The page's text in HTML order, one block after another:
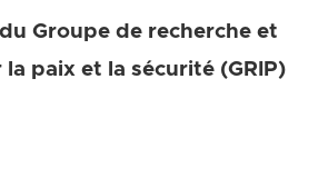
Groupe de recherche et
paix et la sécurité (GRIP)